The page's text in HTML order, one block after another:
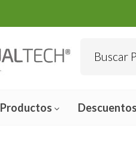
Productos Descuentos